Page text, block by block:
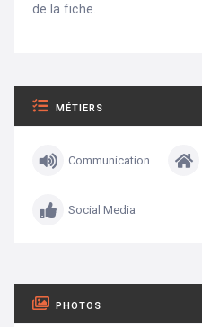
de la fiche.
MÉTIERS
Communication
Social Media
PHOTOS